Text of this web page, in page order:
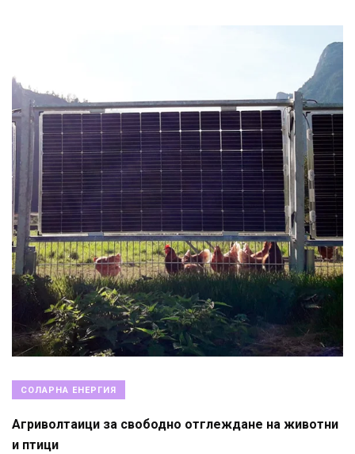
СОЛАРНА ЕНЕРГИЯ
Агриволтаици за свободно отглеждане на животни
и птици